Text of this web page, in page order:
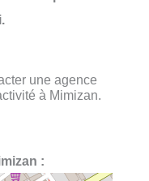
une agence
à Mimizan.
: